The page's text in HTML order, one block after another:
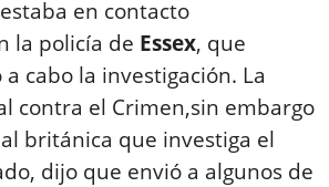
en contacto
la policía de Essex, que
cabo la investigación. La
contra el Crimen,sin embargo
británica que investiga el
dijo que envió a algunos de